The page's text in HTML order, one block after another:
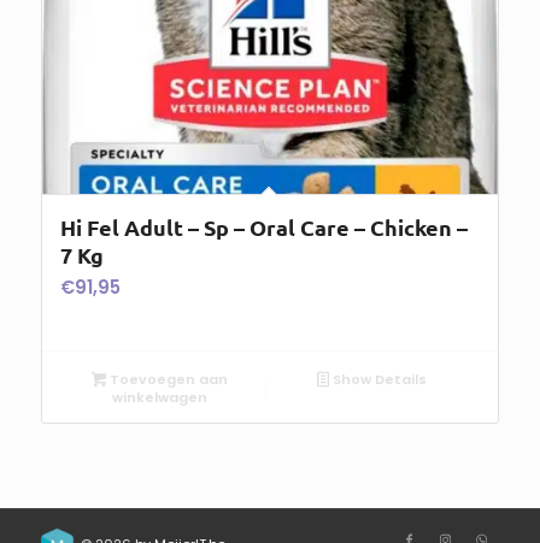
Hi Fel Adult – Sp – Oral Care – Chicken –
7 Kg
€91,95
Toevoegen aan
winkelwagen
Show Details